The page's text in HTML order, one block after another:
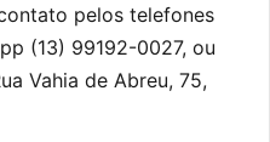
pelos telefones
(13) 99192-0027, ou
Vahia de Abreu, 75,